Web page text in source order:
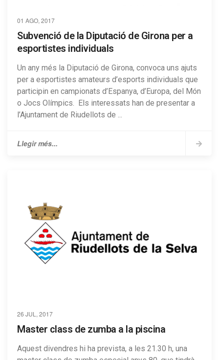
01 AGO, 2017
Subvenció de la Diputació de Girona per a
esportistes individuals
Un any més la Diputació de Girona, convoca uns ajuts
per a esportistes amateurs d’esports individuals que
participin en campionats d’Espanya, d’Europa, del Món
o Jocs Olímpics. Els interessats han de presentar a
l’Ajuntament de Riudellots de ...
Llegir més...
26 JUL, 2017
Master class de zumba a la piscina
Aquest divendres hi ha prevista, a les 21.30 h, una